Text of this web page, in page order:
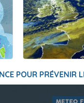
POUR PRÉVENIR